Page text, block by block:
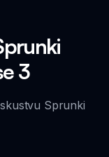
3
Sprunki